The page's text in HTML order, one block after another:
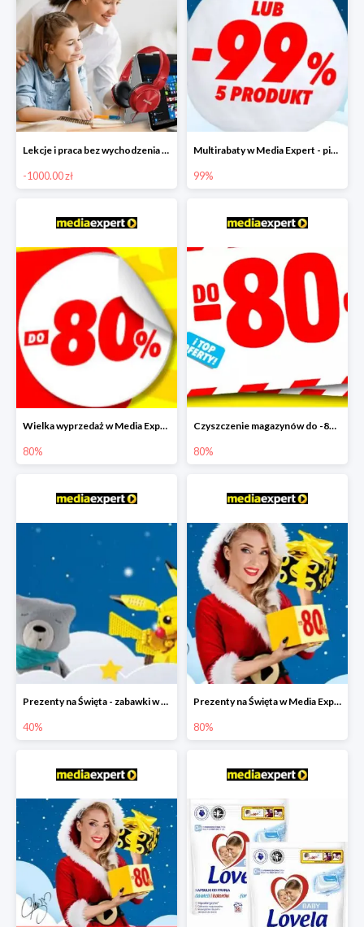
Lekcje i praca bez wychodzenia z domu w Media Markt - taniej nawet o 1000 zł
-1000.00 zł
Multirabaty w Media Expert - piąty produkt -99%
99%
Wielka wyprzedaż w Media Expert do -80%
80%
Czyszczenie magazynów do -80%
80%
Prezenty na Święta - zabawki w Media Expert do -40%
40%
Prezenty na Święta w Media Expert do -80%
80%